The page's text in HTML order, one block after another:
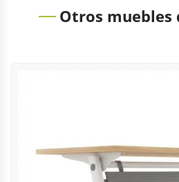
Otros muebles